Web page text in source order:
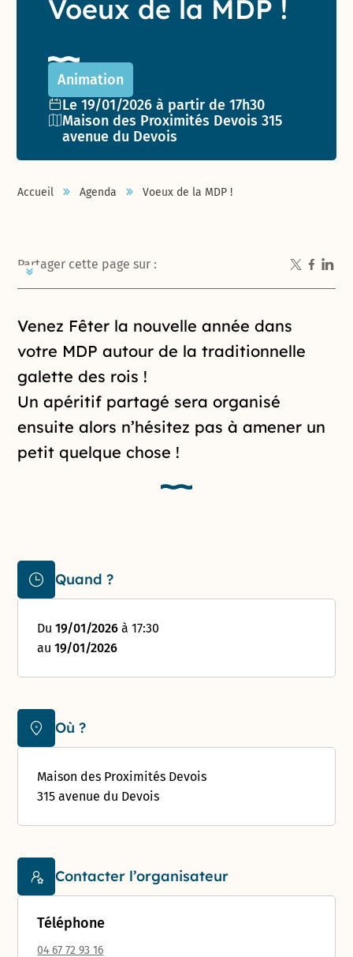
Voeux de la MDP !
Animation
Date de l'événement :
Le 19/01/2026 à partir de 17h30
Lieu :
Maison des Proximités Devois 315
avenue du Devois
Accueil Agenda Voeux de la MDP !
Quand ?
Du19/01/2026 à 17:30
au19/01/2026
Où ?
Maison des Proximités Devois
315 avenue du Devois
Contacter l’organisateur
Téléphone
04 67 72 93 16
Partager cette page sur :
Introduction de la page
Venez Fêter la nouvelle annéedans
votre MDP autour de la traditionnelle
galette des rois !
Unapéritif partagé sera organisé
ensuitealors n’hésitez pas à amener un
petit quelque chose !